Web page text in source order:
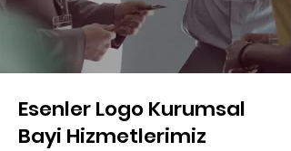
Esenler Logo Kurumsal
Bayi Hizmetlerimiz